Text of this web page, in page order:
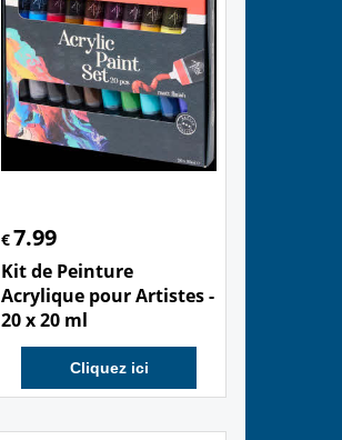
€7.99
Kit de Peinture
Acrylique pour Artistes -
20 x 20 ml
Cliquez ici